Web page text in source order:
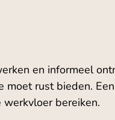
en informeel
moet rust bieden.
bereiken.